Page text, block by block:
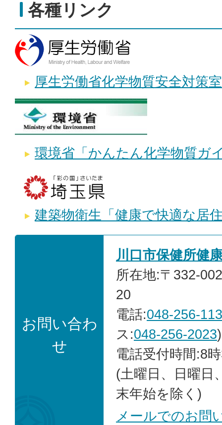
各種リンク
厚生労働省化学物質安全対策
環境省「かんたん化学物質ガ
建築物衛生「健康で快適な居
お問い合わ
せ
川口市保健所健
所在地:〒332-
20
電話:048-256-
ス:048-256-2023)
電話受付時間:8
(土曜日、日曜日
末年始を除く)
メールでのお問